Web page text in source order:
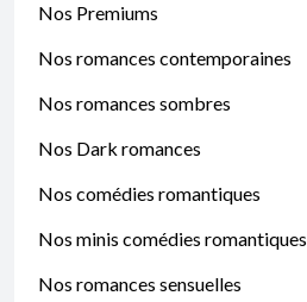
Nos Premiums
Nos romances contemporaines
Nos romances sombres
Nos Dark romances
Nos comédies romantiques
Nos minis comédies romantiques
Nos romances sensuelles